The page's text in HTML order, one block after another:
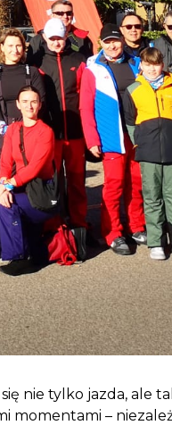
nie tylko jazda, ale
momentami –